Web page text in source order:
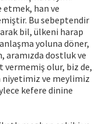
etmek, han ve
Bu sebeptendir
bil, ülkeni harap
yoluna döner,
aramızda dostluk ve
vermemiş olur, biz de,
niyetimiz ve meylimiz
kefere dinine